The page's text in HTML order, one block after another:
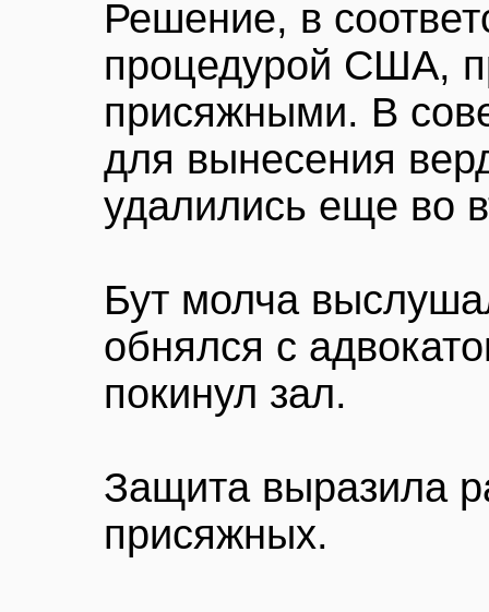
Решение, в
процедурой США,
присяжными. В
для вынесения
удалились еще во
Бут молча
обнялся с
покинул зал.
Защита выразила
присяжных.